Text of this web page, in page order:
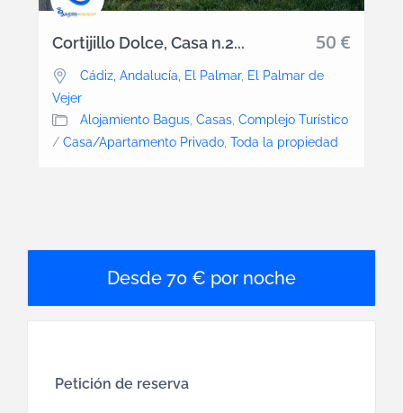
50 €
Cortijillo Dolce, Casa n.2...
Cádiz, Andalucía, El Palmar, El Palmar de
Vejer
Alojamiento Bagus Casas Complejo Turístico
/ Casa/Apartamento Privado, Toda la propiedad
70 € por noche
Petición de reserva